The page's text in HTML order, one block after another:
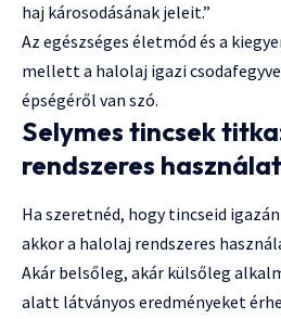
haj károsodásának jeleit.”
Az egészséges életmód és a
mellett a halolaj igazi
épségéről van szó.
Selymes tincsek
rendszeres
Ha szeretnéd, hogy tincseid
akkor a halolaj rendszeres
Akár belsőleg, akár külsőleg
alatt látványos eredményeket